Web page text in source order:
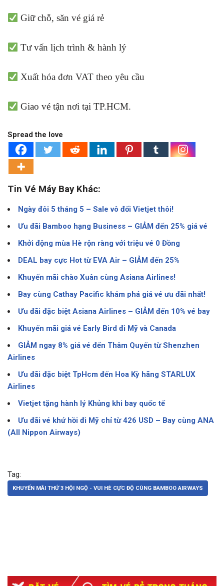
Giữ chỗ, săn vé giá rẻ
Tư vấn lịch trình & hành lý
Xuất hóa đơn VAT theo yêu cầu
Giao vé tận nơi tại TP.HCM.
Spread the love
Tin Vé Máy Bay Khác:
Ngày đôi 5 tháng 5 – Sale vô đối Vietjet thôi!
Ưu đãi Bamboo hạng Business – GIẢM đến 25% giá vé
Khởi động mùa Hè rộn ràng với triệu vé 0 Đồng
DEAL bay cực Hot từ EVA Air – GIẢM đến 25%
Khuyến mãi chào Xuân cùng Asiana Airlines!
Bay cùng Cathay Pacific khám phá giá vé ưu đãi nhất!
Ưu đãi đặc biệt Asiana Airlines – GIẢM đến 10% vé bay
Khuyến mãi giá vé Early Bird đi Mỹ và Canada
GIẢM ngay 8% giá vé đến Thâm Quyến từ Shenzhen
Airlines
Ưu đãi đặc biệt TpHcm đến Hoa Kỳ hãng STARLUX
Airlines
Vietjet tặng hành lý Khủng khi bay quốc tế
Ưu đãi vé khứ hồi đi Mỹ chỉ từ 426 USD – Bay cùng ANA
(All Nippon Airways)
Tag:
KHUYẾN MÃI THỨ 3 HỘI NGỘ - VUI HÈ CỰC ĐỘ CÙNG BAMBOO AIRWAYS